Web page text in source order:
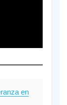
en